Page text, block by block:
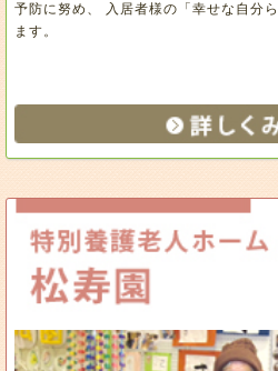
予防に努め、 入居者様の「幸せな自分
ます。